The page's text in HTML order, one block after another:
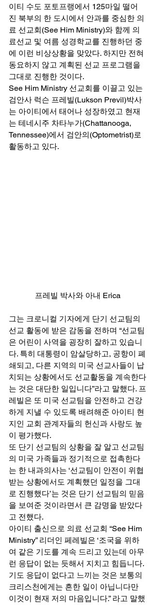
이티 수도 포토프랭에서 125마일 떨어
진 북부의 한 도시에서 안과를 중심한 의
료 선교회(See Him Ministry)와 함께 의
료선교 및 여름 성경학교를 진행하던 중
에 이런 비상상황을 맞았다. 하지만 전혀
동요하지 않고 계획된 선교 프로그램을
그대로 진행한 것이다.
See Him Ministry 선교회를 이끌고 있는
검안사 럭슨 프레빌(Lukson Previl)박사
는 아이티에서 태어나 성장하였고 현재
는 테네시주 차타누가(Chattanooga,
Tennessee)에서 검안의(Optometrist)로
활동하고 있다.
프레빌 박사와 아내 Erica
그는 크로니컬 기자에게 단기 선교팀의
선교 활동에 받은 감동을 전하며 “선교팀
은 어린이 사역을 굉장히 잘하고 있습니
다. 특히 대통령이 암살당하고, 공항이 폐
쇄되고, 다른 지역의 미국 선교사들이 납
치되는 상황에서도 선교활동을 계속한다
는 것은 대단한 일입니다”라고 말했다. 프
레빌은 또 미국 선교팀을 안전하고 건강
하게 지낼 수 있도록 배려해준 아이티 현
지인 교회 관계자들의 헌신과 사랑도 높
이 평가했다.
또 단기 선교팀의 상황을 잘 알고 선교팀
의 미국 가족들과 정기적으로 접촉한다
는 한 내과의사는 ‘선교팀이 안전이 위협
받는 상황에서도 계획했던 일정을 그대
로 진행했다’는 것은 단기 선교팀의 믿음
을 보여준 것이라면서 큰 감명을 받았다
고 전했다.
아이티 출신으로 의료 선교회 “See Him
Ministry” 리더인 페레빌은 ‘조국을 위하
여 같은 기도를 계속 드리고 있는데 아무
런 응답이 없는 듯해서 지치고 힘듭니다.
기도 응답이 없다고 느끼는 것은 보통의
크리스천에게는 흔한 일이 아닙니다만
이것이 현재 저의 마음입니다.” 라고 말했